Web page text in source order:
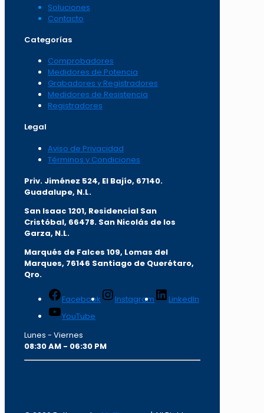
Soluciones
Contacto
Categorías
Comprobadores
Medidores de Potencia
Grabadores y Registradores
Medidores de Resistencia
Registradores
Legal
Aviso de Privacidad
Términos y Condiciones
Priv. Jiménez 524, El Bajío, 67140.
Guadalupe, N.L.
San Isaac 1201, Residencial San
Cristóbal, 66478. San Nicolás de los
Garza, N.L.
Marqués de Falces 109, Lomas del
Marques, 76146 Santiago de Querétaro,
Qro.
Facebook Instagram
LinkedIn
YouTube
Lunes - Viernes
08:30 AM - 06:30 PM